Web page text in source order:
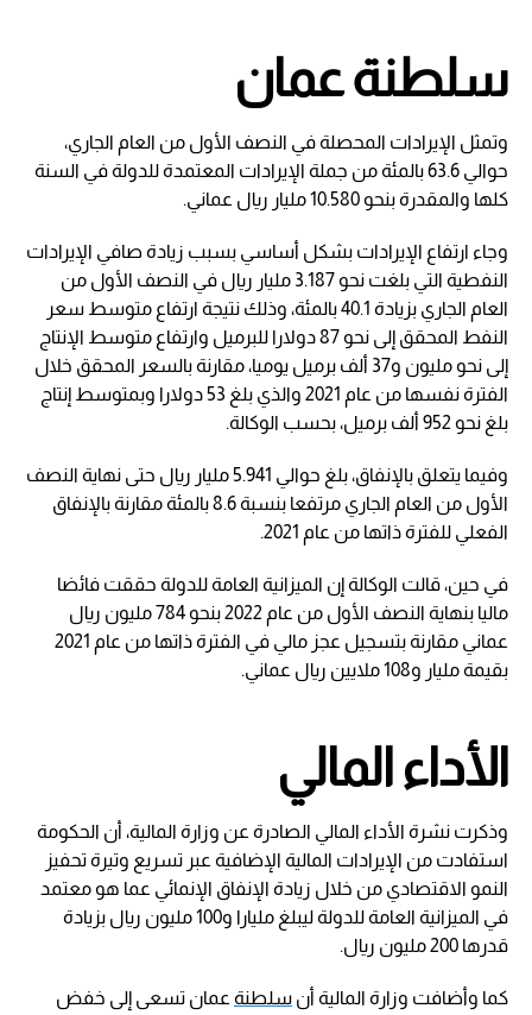
سلطنة عمان
وتمثل الإيرادات المحصلة في النصف الأول من العام الجاري،
حوالي 63.6 بالمئة من جملة الإيرادات المعتمدة للدولة في السنة
كلها والمقدرة بنحو 10.580 مليار ريال عماني.
وجاء ارتفاع الإيرادات بشكل أساسي بسبب زيادة صافي الإيرادات
النفطية التي بلغت نحو 3.187 مليار ريال في النصف الأول من
العام الجاري بزيادة 40.1 بالمئة، وذلك نتيجة ارتفاع متوسط سعر
النفط المحقق إلى نحو 87 دولارا للبرميل وارتفاع متوسط الإنتاج
إلى نحو مليون و37 ألف برميل يوميا، مقارنة بالسعر المحقق خلال
الفترة نفسها من عام 2021 والذي بلغ 53 دولارا وبمتوسط إنتاج
بلغ نحو 952 ألف برميل، بحسب الوكالة.
وفيما يتعلق بالإنفاق، بلغ حوالي 5.941 مليار ريال حتى نهاية النصف
الأول من العام الجاري مرتفعا بنسبة 8.6 بالمئة مقارنة بالإنفاق
الفعلي للفترة ذاتها من عام 2021.
في حين، قالت الوكالة إن الميزانية العامة للدولة حققت فائضا
ماليا بنهاية النصف الأول من عام 2022 بنحو 784 مليون ريال
عماني مقارنة بتسجيل عجز مالي في الفترة ذاتها من عام 2021
بقيمة مليار و108 ملايين ريال عماني.
الأداء المالي
وذكرت نشرة الأداء المالي الصادرة عن وزارة المالية، أن الحكومة
استفادت من الإيرادات المالية الإضافية عبر تسريع وتيرة تحفيز
النمو الاقتصادي من خلال زيادة الإنفاق الإنمائي عما هو معتمد
في الميزانية العامة للدولة ليبلغ مليارا و100 مليون ريال بزيادة
قدرها 200 مليون ريال.
كما وأضافت وزارة المالية أن سلطنة عمان تسعى إلى خفض